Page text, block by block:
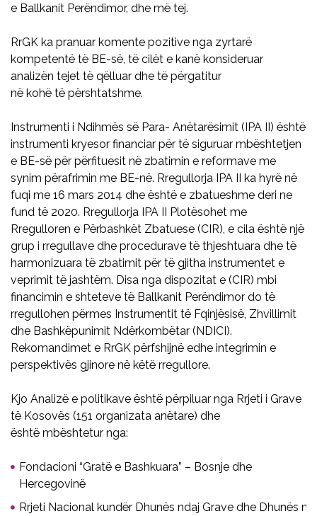
e Ballkanit Perëndimor, dhe më tej.
RrGK ka pranuar komente pozitive nga zyrtarë
kompetentë të BE-së, të cilët e kanë konsideruar
analizën tejet të qëlluar dhe të përgatitur
në kohë të përshtatshme.
Instrumenti i Ndihmës së Para- Anëtarësimit (IPA II) është
instrumenti kryesor financiar për të siguruar mbështetjen
e BE-së për përfituesit në zbatimin e reformave me
synim përafrimin me BE-në. Rregullorja IPA II ka hyrë në
fuqi me 16 mars 2014 dhe është e zbatueshme deri ne
fund të 2020. Rregullorja IPA II Plotësohet me
Rregulloren e Përbashkët Zbatuese (CIR), e cila është një
grup i rregullave dhe procedurave të thjeshtuara dhe të
harmonizuara të zbatimit për të gjitha instrumentet e
veprimit të jashtëm. Disa nga dispozitat e (CIR) mbi
financimin e shteteve të Ballkanit Perëndimor do të
rregullohen përmes Instrumentit të Fqinjësisë, Zhvillimit
dhe Bashkëpunimit Ndërkombëtar (NDICI).
Rekomandimet e RrGK përfshijnë edhe integrimin e
perspektivës gjinore në këtë rregullore.
Kjo Analizë e politikave është përpiluar nga Rrjeti i Grave
të Kosovës (151 organizata anëtare) dhe
është mbështetur nga:
Fondacioni “Gratë e Bashkuara” – Bosnje dhe
Hercegovinë
Rrjeti Nacional kundër Dhunës ndaj Grave dhe Dhunës në